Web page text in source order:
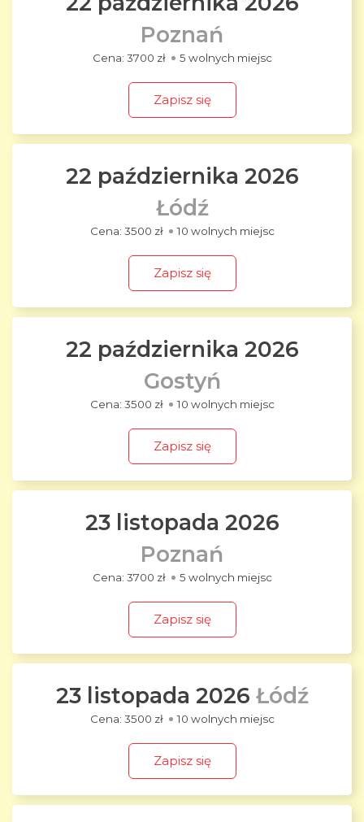
Poznań
3700 zł 5 wolnych miejsc
Zapisz się
22 października 2026
Łódź
3500 zł 10 wolnych miejsc
Zapisz się
22 października 2026
Gostyń
3500 zł 10 wolnych miejsc
Zapisz się
23 listopada 2026
Poznań
3700 zł 5 wolnych miejsc
Zapisz się
23 listopada 2026 Łódź
3500 zł 10 wolnych miejsc
Zapisz się